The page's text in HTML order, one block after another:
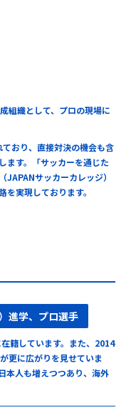
組織として、プロの現場に
おり、直接対決の機会も含
ます。「サッカーを通じた
サッカーカレッジ）
実現しております。
進学、プロ選手
籍しています。また、2014
更に広がりを見せていま
本人も増えつつあり、海外